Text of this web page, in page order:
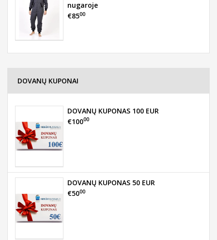
nugaroje
€8500
DOVANŲ KUPONAI
DOVANŲ KUPONAS 100 EUR
€10000
DOVANŲ KUPONAS 50 EUR
€5000